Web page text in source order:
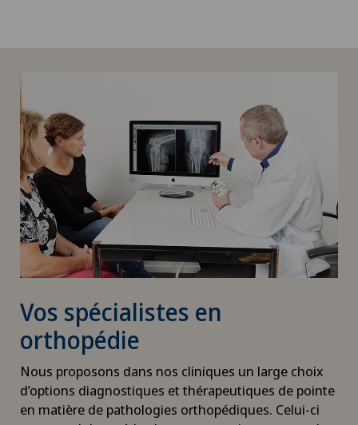
Vos spécialistes en
orthopédie
Nous proposons dans nos cliniques un large choix
d’options diagnostiques et thérapeutiques de pointe
en matière de pathologies orthopédiques. Celui-ci